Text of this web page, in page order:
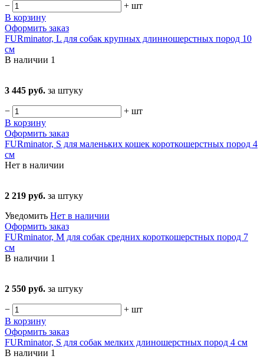
− + шт
В корзину
Оформить заказ
FURminator, L для собак крупных длинношерстных пород 10
см
В наличии 1
3 445 руб. за штуку
− + шт
В корзину
Оформить заказ
FURminator, S для маленьких кошек короткошерстных пород 4
см
Нет в наличии
2 219 руб. за штуку
Уведомить Нет в наличии
Оформить заказ
FURminator, M для собак средних короткошерстных пород 7
см
В наличии 1
2 550 руб. за штуку
− + шт
В корзину
Оформить заказ
FURminator, S для собак мелких длиношерстных пород 4 см
В наличии 1